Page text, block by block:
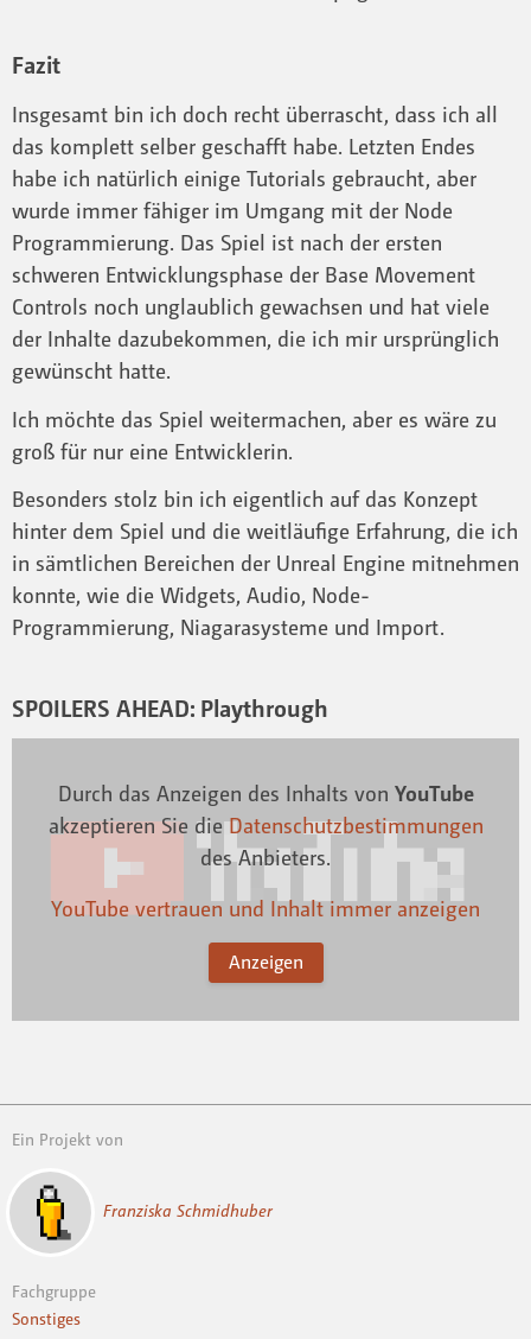
Fazit
Insgesamt bin ich doch recht überrascht, dass ich all
das komplett selber geschafft habe. Letzten Endes
habe ich natürlich einige Tutorials gebraucht, aber
wurde immer fähiger im Umgang mit der Node
Programmierung. Das Spiel ist nach der ersten
schweren Entwicklungsphase der Base Movement
Controls noch unglaublich gewachsen und hat viele
der Inhalte dazubekommen, die ich mir ursprünglich
gewünscht hatte.
Ich möchte das Spiel weitermachen, aber es wäre zu
groß für nur eine Entwicklerin.
Besonders stolz bin ich eigentlich auf das Konzept
hinter dem Spiel und die weitläufige Erfahrung, die ich
in sämtlichen Bereichen der Unreal Engine mitnehmen
konnte, wie die Widgets, Audio, Node-
Programmierung, Niagarasysteme und Import.
SPOILERS AHEAD: Playthrough
Durch das Anzeigen des Inhalts von YouTube
akzeptieren Sie dieDatenschutzbestimmungen
des Anbieters.
YouTube vertrauen und Inhalt immer anzeigen
Anzeigen
Ein Projekt von
Franziska Schmidhuber
Fachgruppe
Sonstiges